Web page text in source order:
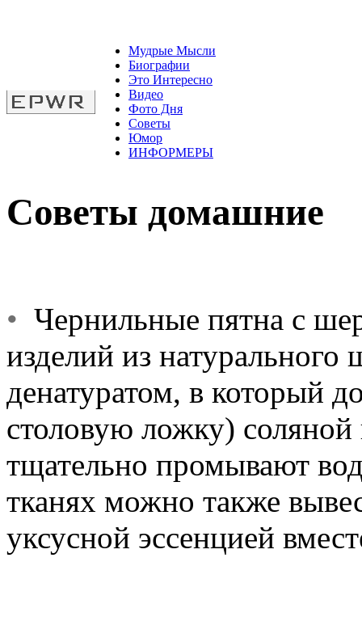
Мудрые Мысли
Биографии
Это Интересно
Видео
Фото Дня
Советы
Юмор
ИНФОРМЕРЫ
Советы домашние
• Чернильные пятна с
изделий из натурального
денатуратом, в который
столовую ложку)
тщательно промывают
тканях можно также
уксусной эссенцией